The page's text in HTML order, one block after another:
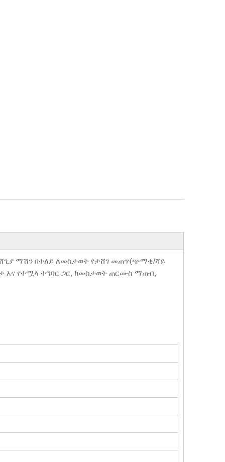
ማሽን በተለይ ለመስታወት የታሸገ መጠጥ(ጭማቂ/ሻይ
እና የተሟላ ተግባር ጋር, ከመስታወት ጠርሙስ ማጠብ,